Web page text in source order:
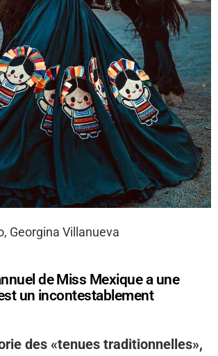
Georgina Villanueva
de Miss Mexique a une
un incontestablement
des «tenues traditionnelles»,